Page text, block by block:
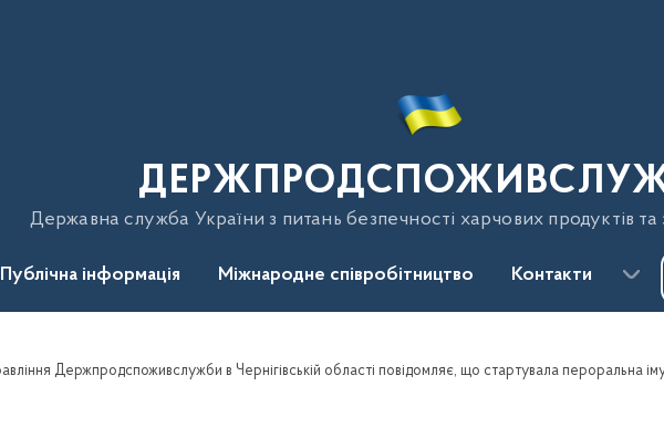
Державна служба України з питань безпечності харчових продуктів та
Публічна інформація Міжнародне співробітництво Контакти